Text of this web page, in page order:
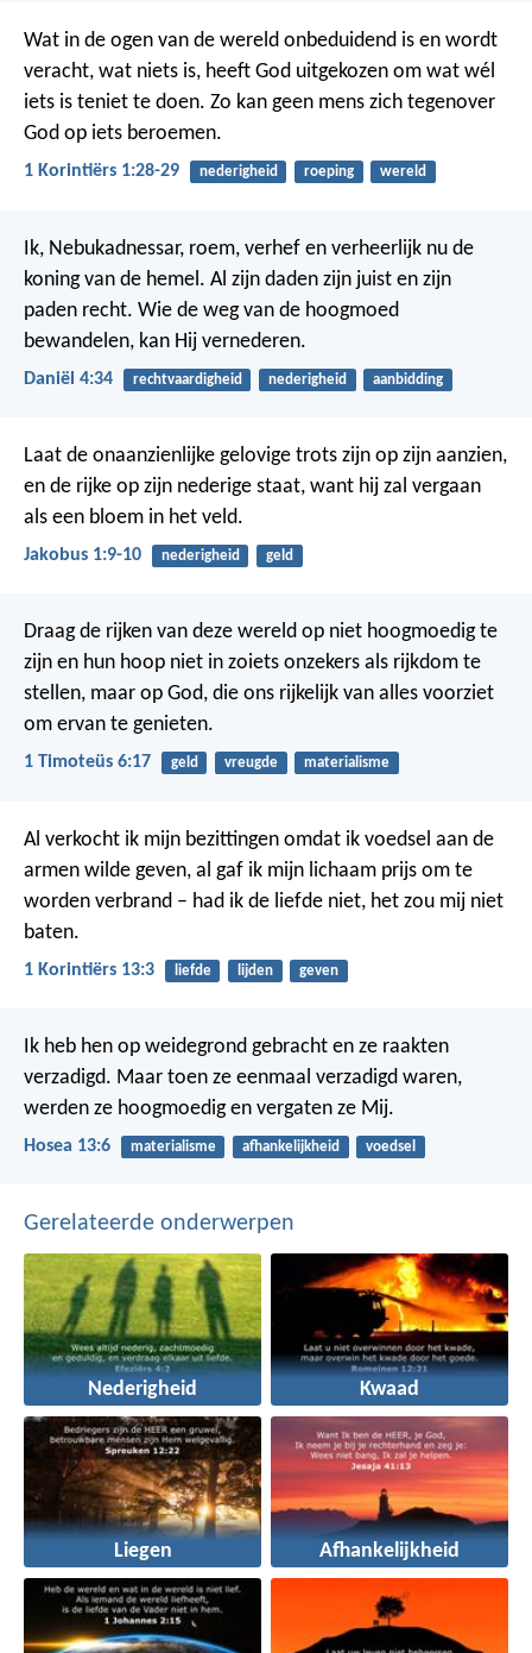
Wat in de ogen van de wereld onbeduidend is en wordt
veracht, wat niets is, heeft God uitgekozen om wat wél
iets is teniet te doen. Zo kan geen mens zich tegenover
God op iets beroemen.
1 Korintiërs 1:28-29 nederigheid roeping wereld
Ik, Nebukadnessar, roem, verhef en verheerlijk nu de
koning van de hemel. Al zijn daden zijn juist en zijn
paden recht. Wie de weg van de hoogmoed
bewandelen, kan Hij vernederen.
Daniël 4:34 rechtvaardigheid nederigheid aanbidding
Laat de onaanzienlijke gelovige trots zijn op zijn aanzien,
en de rijke op zijn nederige staat, want hij zal vergaan
als een bloem in het veld.
Jakobus 1:9-10 nederigheid geld
Draag de rijken van deze wereld op niet hoogmoedig te
zijn en hun hoop niet in zoiets onzekers als rijkdom te
stellen, maar op God, die ons rijkelijk van alles voorziet
om ervan te genieten.
1 Timoteüs 6:17 geld vreugde materialisme
Al verkocht ik mijn bezittingen omdat ik voedsel aan de
armen wilde geven, al gaf ik mijn lichaam prijs om te
worden verbrand – had ik de liefde niet, het zou mij niet
baten.
1 Korintiërs 13:3 liefde lijden geven
Ik heb hen op weidegrond gebracht en ze raakten
verzadigd. Maar toen ze eenmaal verzadigd waren,
werden ze hoogmoedig en vergaten ze Mij.
Hosea 13:6 materialisme afhankelijkheid voedsel
Gerelateerde onderwerpen
Nederigheid Kwaad
Liegen Afhankelijkheid